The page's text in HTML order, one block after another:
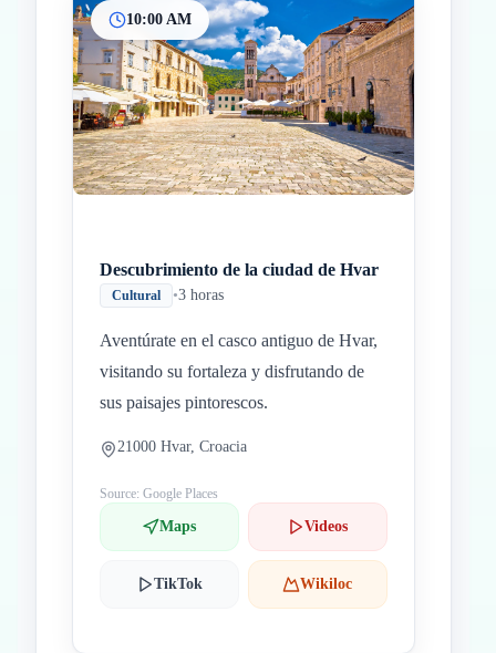
10:00 AM
Descubrimiento de la ciudad de Hvar
Cultural •3 horas
Aventúrate en el casco antiguo de Hvar,
visitando su fortaleza y disfrutando de
sus paisajes pintorescos.
21000 Hvar, Croacia
Source: Google Places
Maps Videos
TikTok Wikiloc